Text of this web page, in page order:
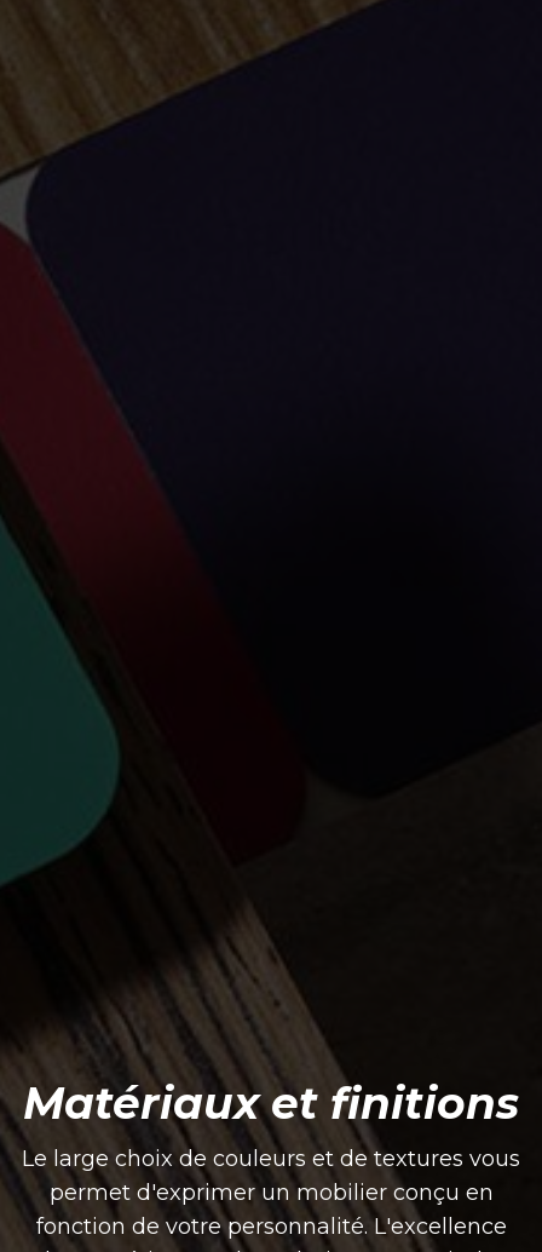
Matériaux et finitions
Le large choix de couleurs et de textures vous
permet d'exprimer un mobilier conçu en
fonction de votre personnalité. L'excellence